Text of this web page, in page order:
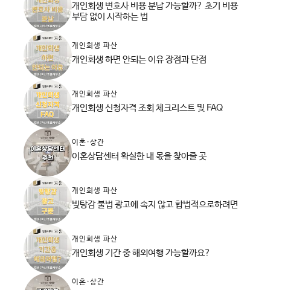
개인회생 변호사 비용 분납 가능할까? 초기 비용
부담 없이 시작하는 법
개인회생 파산
개인회생 하면 안되는 이유 장점과 단점
개인회생 파산
개인회생 신청자격 조회 체크리스트 및 FAQ
이혼·상간
이혼상담센터 확실한 내 몫을 찾아줄 곳
개인회생 파산
빚탕감 불법 광고에 속지 않고 합법적으로하려면
개인회생 파산
개인회생 기간 중 해외여행 가능할까요?
이혼·상간